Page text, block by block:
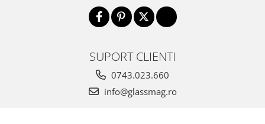
SUPORT CLIENTI
0743.023.660
info@glassmag.ro